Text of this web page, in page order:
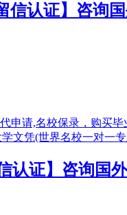
认证】咨询
认证】咨询国